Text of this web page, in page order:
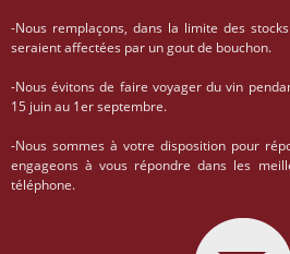
-Nous remplaçons, dans la limite des
seraient affectées par un gout de bouchon.
-Nous évitons de faire voyager du vin
15 juin au 1er septembre.
-Nous sommes à votre disposition pour
engageons à vous répondre dans les
téléphone.